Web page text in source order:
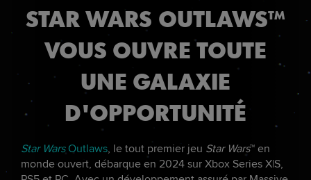
STAR WARS OUTLAWS™
VOUS OUVRE TOUTE
UNE GALAXIE
D'OPPORTUNITÉ
Star WarsOutlaws, le tout premier jeu Star Wars™ en
monde ouvert, débarque en 2024 sur Xbox Series X|S,